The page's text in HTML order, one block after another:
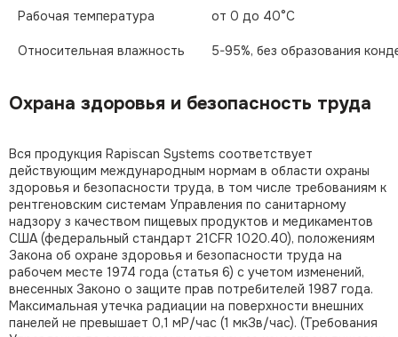
Рабочая температура от 0 до 40°С
Относительная влажность 5-95%, без образования
Охрана здоровья и безопасность труда
Вся продукция Rapiscan Systems соответствует
действующим международным нормам в области охраны
здоровья и безопасности труда, в том числе требованиям к
рентгеновским системам Управления по санитарному
надзору з качеством пищевых продуктов и медикаментов
США (федеральный стандарт 21CFR 1020.40), положениям
Закона об охране здоровья и безопасности труда на
рабочем месте 1974 года (статья 6) с учетом изменений,
внесенных Законо о защите прав потребителей 1987 года.
Максимальная утечка радиации на поверхности внешних
панелей не превышает 0,1 мР/час (1 мкЗв/час). (Требования